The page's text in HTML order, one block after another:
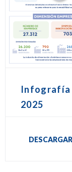
Infografía
2025